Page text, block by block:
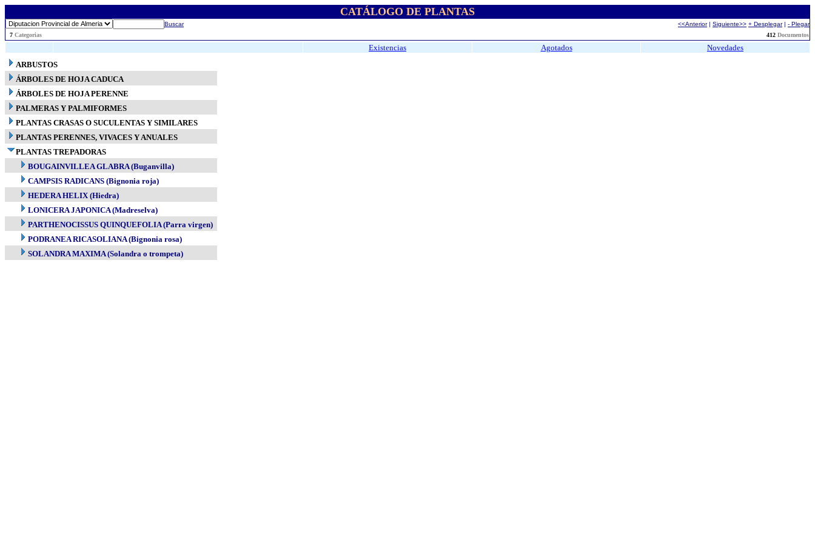
CATÁLOGO DE PLANTAS
Buscar <<Anterior| Siguiente>> + Desplegar| - Plegar
7 Categorias 412 Documentos
Existencias Agotados
Novedades
ARBUSTOS
ÁRBOLES DE HOJA CADUCA
ÁRBOLES DE HOJA PERENNE
PALMERAS Y PALMIFORMES
PLANTAS CRASAS O SUCULENTAS Y SIMILARES
PLANTAS PERENNES, VIVACES Y ANUALES
PLANTAS TREPADORAS
BOUGAINVILLEA GLABRA (Buganvilla)
CAMPSIS RADICANS (Bignonia roja)
HEDERA HELIX (Hiedra)
LONICERA JAPONICA (Madreselva)
PARTHENOCISSUS QUINQUEFOLIA (Parra virgen)
PODRANEA RICASOLIANA (Bignonia rosa)
SOLANDRA MAXIMA (Solandra o trompeta)